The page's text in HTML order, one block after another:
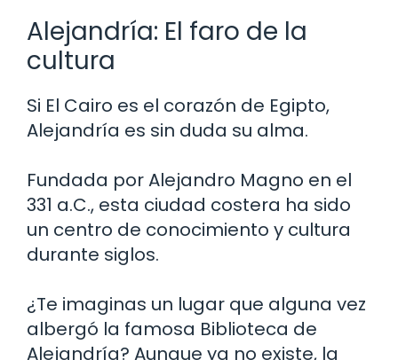
Alejandría: El faro de la
cultura
Si El Cairo es el corazón de Egipto,
Alejandría es sin duda su alma.
Fundada por Alejandro Magno en el
331 a.C., esta ciudad costera ha sido
un centro de conocimiento y cultura
durante siglos.
¿Te imaginas un lugar que alguna vez
albergó la famosa Biblioteca de
Alejandría? Aunque ya no existe, la